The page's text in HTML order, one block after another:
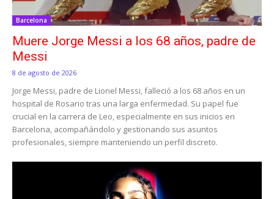
Barcelona
Muere Jorge Messi a los 68 años, padre de
Messi
8 de agosto de 2026
Jorge Messi, padre de Lionel Messi, falleció a los 68 años en un
hospital de Rosario tras una larga enfermedad. Su papel fue
crucial en la carrera de Leo, especialmente en sus inicios en
Barcelona, acompañándolo y gestionando sus asuntos
profesionales, siempre manteniendo un perfil discreto.